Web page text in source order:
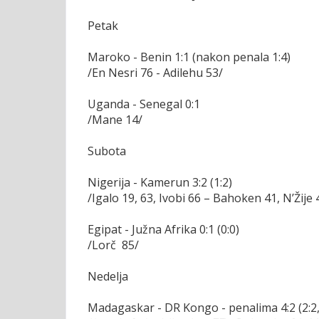
Petak
Maroko - Benin 1:1 (nakon penala 1:4)
/En Nesri 76 - Adilehu 53/
Uganda - Senegal 0:1
/Mane 14/
Subota
Nigerija - Kamerun 3:2 (1:2)
/Igalo 19, 63, Ivobi 66 – Bahoken 41, N’Žije
Egipat - Južna Afrika 0:1 (0:0)
/Lorč 85/
Nedelja
Madagaskar - DR Kongo - penalima 4:2